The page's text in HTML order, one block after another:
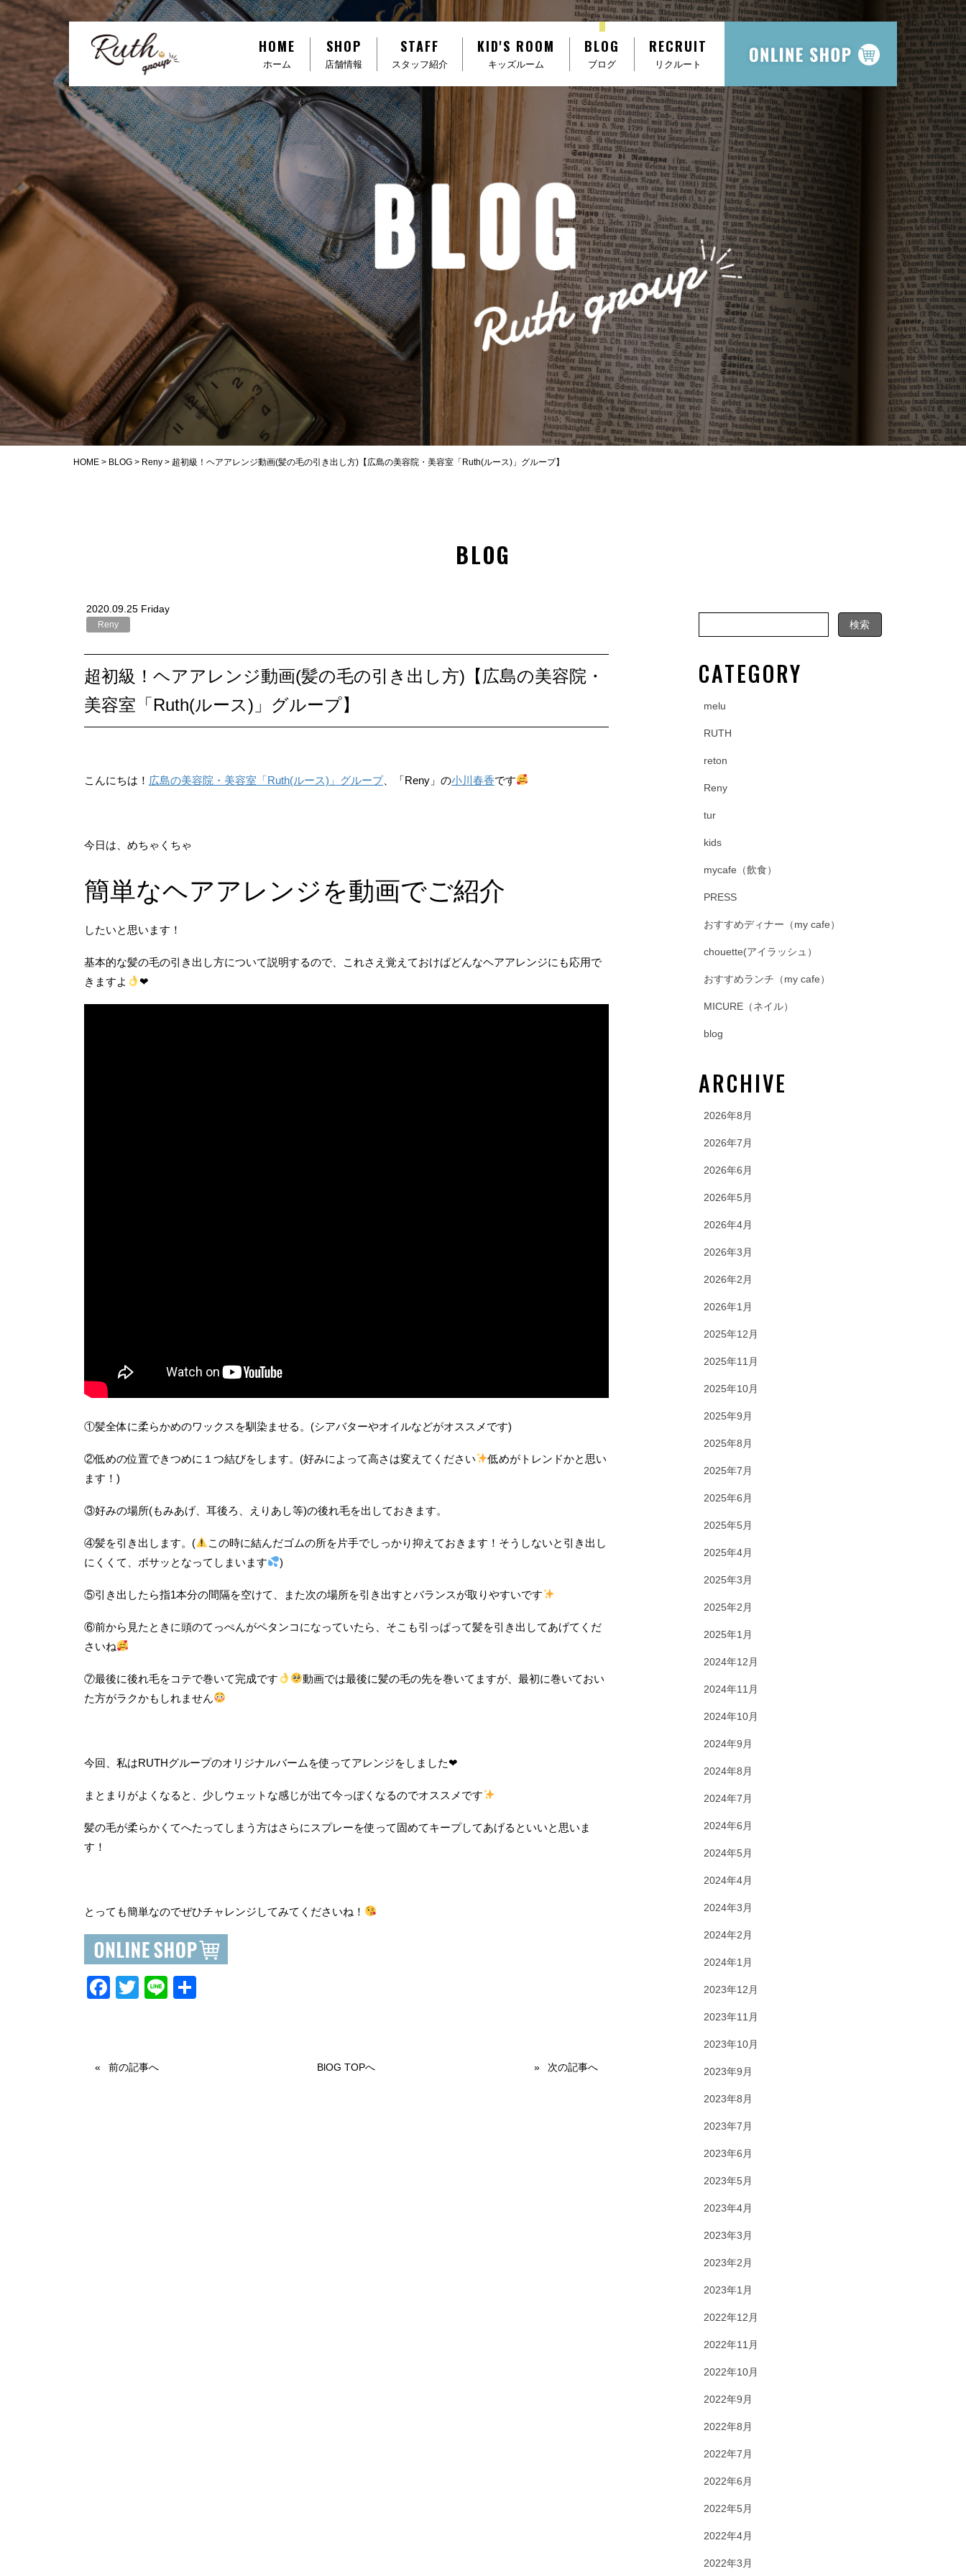
h
g
r
o
u
p
HOME
ホーム
SHOP
店舗情報
STAFF
スタッフ紹介
KID'S ROOM
キッズルーム
BLOG
ブログ
RECRUIT
リクルート
HOME > BLOG > Reny > 超初級！ヘアアレンジ動画(髪の毛の引き出し方)【広島の美容院・美容室「Ruth(ルース)」グループ】
BLOG
2020.09.25 Friday
Reny
超初級！ヘアアレンジ動画(髪の毛の引き出し方)【広島の美容院・
美容室「Ruth(ルース)」グループ】
こんにちは！ 広島の美容院・美容室「Ruth(ルース)」グループ、「Reny」の小川春香です
今日は、めちゃくちゃ
簡単なヘアアレンジを動画でご紹介
したいと思います！
基本的な髪の毛の引き出し方について説明するので、これさえ覚えておけばどんなヘアアレンジにも応用で
きますよ
❤︎
①髪全体に柔らかめのワックスを馴染ませる。(シアバターやオイルなどがオススメです)
②低めの位置できつめに１つ結びをします。(好みによって高さは変えてください
低めがトレンドかと思い
ます！)
③好みの場所(もみあげ、耳後ろ、えりあし等)の後れ毛を出しておきます。
④髪を引き出します。(
この時に結んだゴムの所を片手でしっかり抑えておきます！そうしないと引き出し
にくくて、ボサッとなってしまいます
)
⑤引き出したら指1本分の間隔を空けて、また次の場所を引き出すとバランスが取りやすいです
⑥前から見たときに頭のてっぺんがペタンコになっていたら、そこも引っぱって髪を引き出してあげてくだ
さいね
⑦最後に後れ毛をコテで巻いて完成です
動画では最後に髪の毛の先を巻いてますが、最初に巻いておい
た方がラクかもしれません
今回、私はRUTHグループのオリジナルバームを使ってアレンジをしました❤︎
まとまりがよくなると、少しウェットな感じが出て今っぽくなるのでオススメです
髪の毛が柔らかくてへたってしまう方はさらにスプレーを使って固めてキープしてあげるといいと思いま
す！
とっても簡単なのでぜひチャレンジしてみてくださいね！
F
e
b
T
er
Li
前の記事へ BlOG TOPへ 次の記事へ
CATEGORY
melu
RUTH
reton
Reny
tur
kids
mycafe（飲食）
PRESS
おすすめディナー（my cafe）
chouette(アイラッシュ）
おすすめランチ（my cafe）
MICURE（ネイル）
blog
ARCHIVE
2026年8月
2026年7月
2026年6月
2026年5月
2026年4月
2026年3月
2026年2月
2026年1月
2025年12月
2025年11月
2025年10月
2025年9月
2025年8月
2025年7月
2025年6月
2025年5月
2025年4月
2025年3月
2025年2月
2025年1月
2024年12月
2024年11月
2024年10月
2024年9月
2024年8月
2024年7月
2024年6月
2024年5月
2024年4月
2024年3月
2024年2月
2024年1月
2023年12月
2023年11月
2023年10月
2023年9月
2023年8月
2023年7月
2023年6月
2023年5月
2023年4月
2023年3月
2023年2月
2023年1月
2022年12月
2022年11月
2022年10月
2022年9月
2022年8月
2022年7月
2022年6月
2022年5月
2022年4月
2022年3月